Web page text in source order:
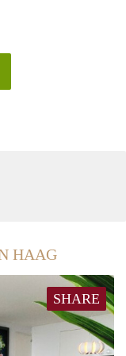
strandpaviljoens
HAAG
SHARE